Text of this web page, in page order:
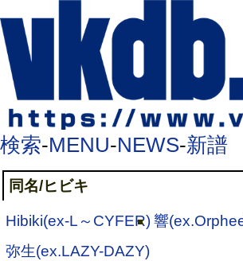
検索-MENU-NEWS-新譜
同名/ヒビキ
Hibiki(ex-L～CYFER)響
弥生(ex.LAZY-DAZY)